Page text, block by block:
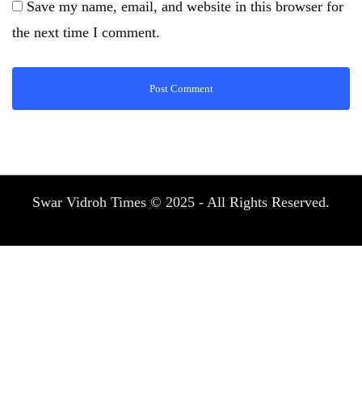
Save my name, email, and website in this browser for
the next time I comment.
Swar Vidroh Times © 2025 - All Rights Reserved.